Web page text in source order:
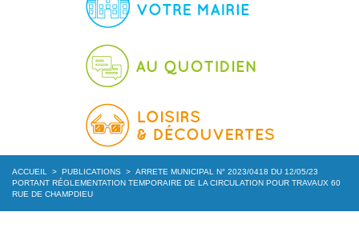
ACCUEIL > PUBLICATIONS > ARRETE MUNICIPAL N° 2023/0418 DU 12/05/23
PORTANT RÉGLEMENTATION TEMPORAIRE DE LA CIRCULATION POUR TRAVAUX 60
RUE DE CHAMPDIEU